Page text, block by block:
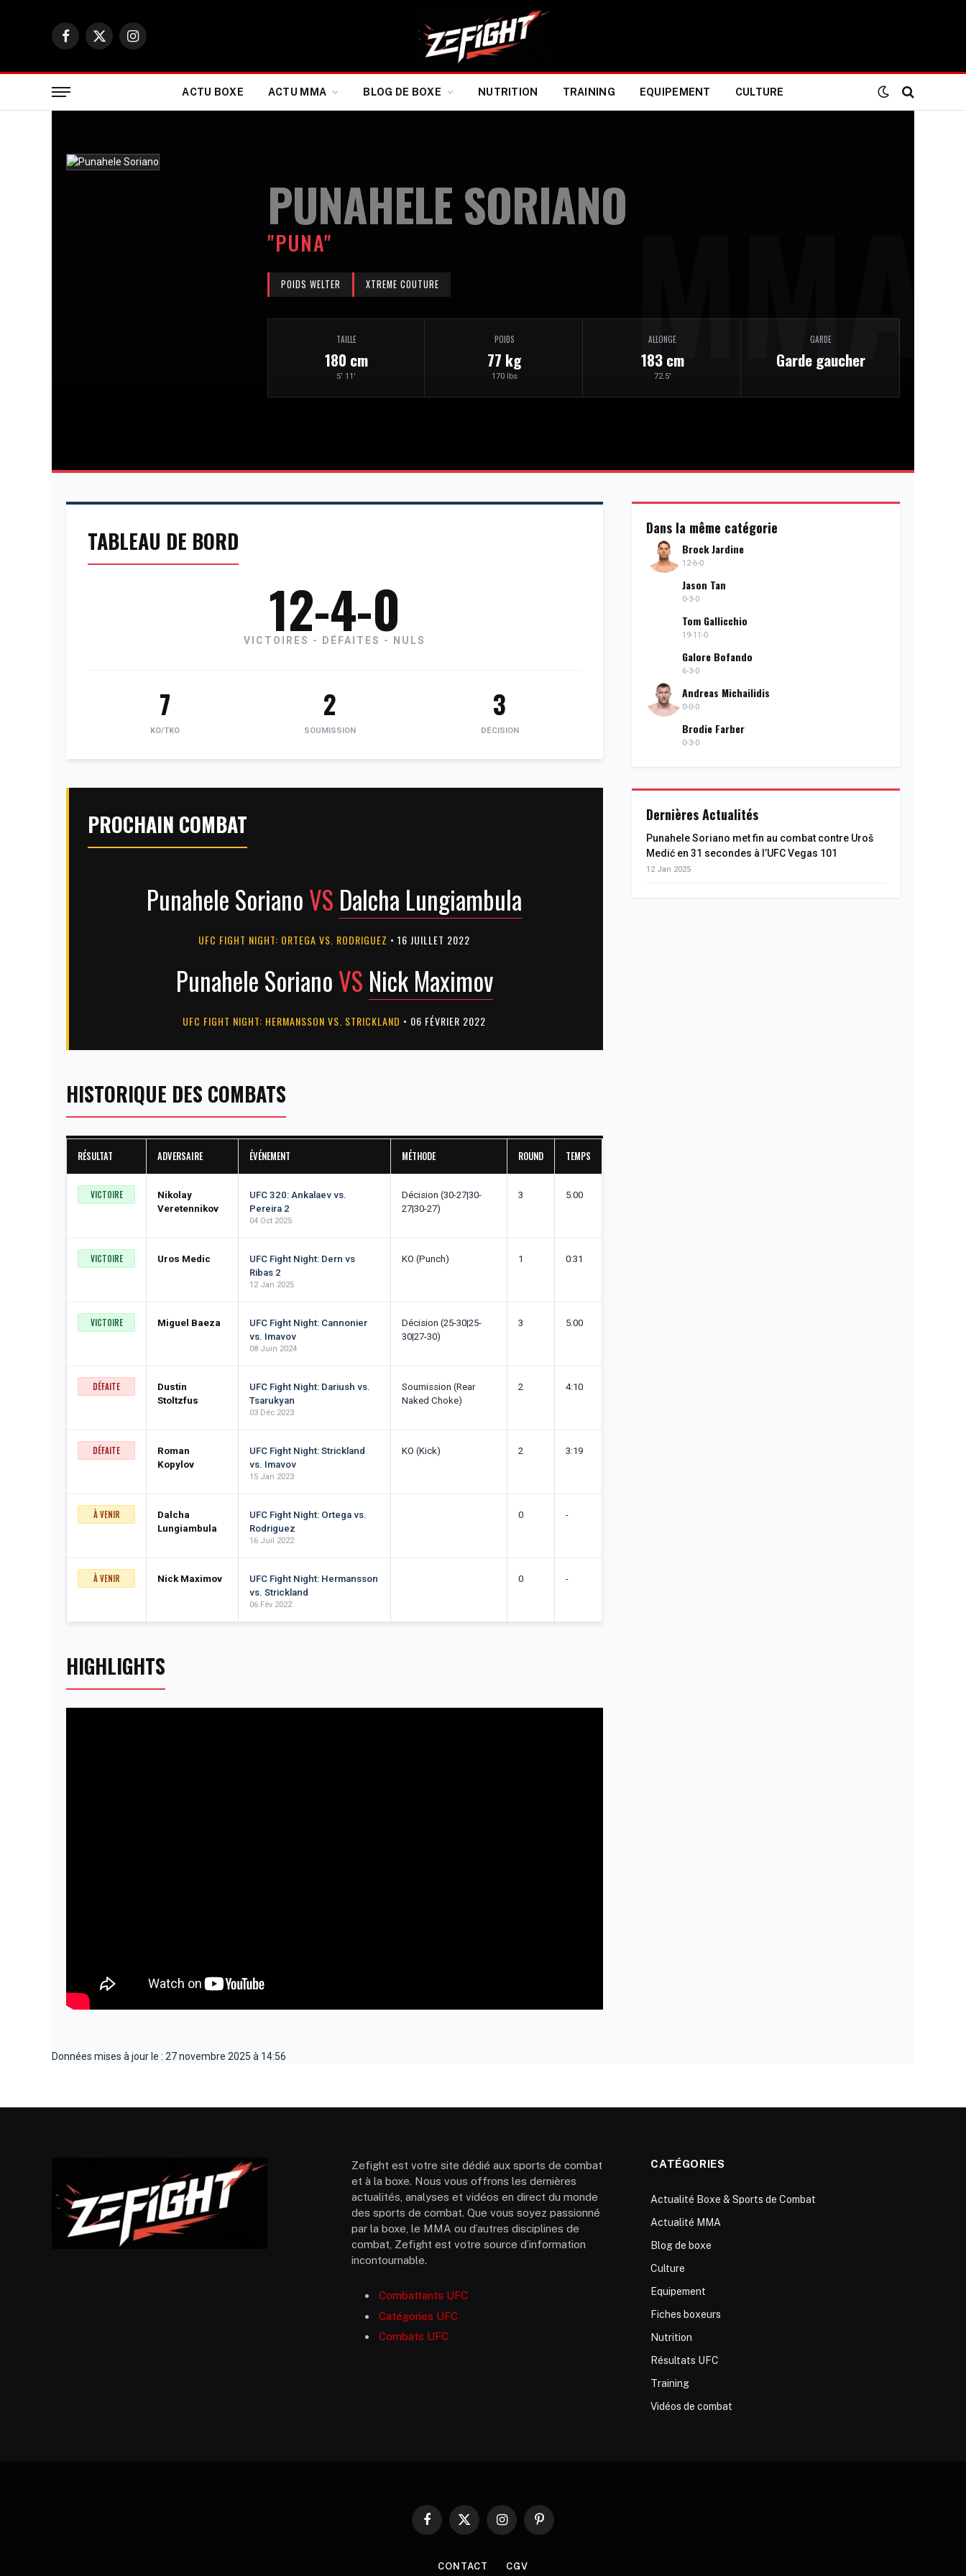
Facebook
X
Instagram
ACTU BOXE ACTU MMA BLOG DE BOXE NUTRITION TRAINING EQUIPEMENT CULTURE
PUNAHELE SORIANO
"PUNA"
POIDS WELTER XTREME COUTURE
TAILLE
180 cm
5' 11'
POIDS
77 kg
170 lbs
ALLONGE
183 cm
72.5'
GARDE
Garde gaucher
TABLEAU DE BORD
12-4-0
VICTOIRES - DÉFAITES - NULS
7
KO/TKO
2
SOUMISSION
3
DÉCISION
PROCHAIN COMBAT
Punahele SorianoVS Dalcha Lungiambula
UFC FIGHT NIGHT: ORTEGA VS. RODRIGUEZ • 16 JUILLET 2022
Punahele SorianoVS Nick Maximov
UFC FIGHT NIGHT: HERMANSSON VS. STRICKLAND • 06 FÉVRIER 2022
HISTORIQUE DES COMBATS
RÉSULTAT ADVERSAIRE ÉVÉNEMENT MÉTHODE ROUND TEMPS
VICTOIRE
Nikolay
Veretennikov
UFC 320: Ankalaev vs.
Pereira 2
04 Oct 2025
Décision (30-27|30-
27|30-27)
3 5:00
VICTOIRE Uros Medic
UFC Fight Night: Dern vs
Ribas 2
12 Jan 2025
KO (Punch) 1 0:31
VICTOIRE Miguel Baeza
UFC Fight Night: Cannonier
vs. Imavov
08 Juin 2024
Décision (25-30|25-
30|27-30)
3 5:00
DÉFAITE
Dustin
Stoltzfus
UFC Fight Night: Dariush vs.
Tsarukyan
03 Déc 2023
Soumission (Rear
Naked Choke)
2 4:10
DÉFAITE
Roman
Kopylov
UFC Fight Night: Strickland
vs. Imavov
15 Jan 2023
KO (Kick) 2 3:19
À VENIR
Dalcha
Lungiambula
UFC Fight Night: Ortega vs.
Rodriguez
16 Juil 2022
0 -
À VENIR Nick Maximov
UFC Fight Night: Hermansson
vs. Strickland
06 Fév 2022
0 -
HIGHLIGHTS
Dans la même catégorie
Brock Jardine
12-6-0
Jason Tan
0-3-0
Tom Gallicchio
19-11-0
Galore Bofando
6-3-0
Andreas Michailidis
0-0-0
Brodie Farber
0-3-0
Dernières Actualités
Punahele Soriano met fin au combat contre Uroš
Medić en 31 secondes à l’UFC Vegas 101
12 Jan 2025
Données mises à jour le : 27 novembre 2025 à 14:56
Zefight est votre site dédié aux sports de combat
et à la boxe. Nous vous offrons les dernières
actualités, analyses et vidéos en direct du monde
des sports de combat. Que vous soyez passionné
par la boxe, le MMA ou d’autres disciplines de
combat, Zefight est votre source d’information
incontournable.
Combattants UFC
Catégories UFC
Combats UFC
CATÉGORIES
Actualité Boxe & Sports de Combat
Actualité MMA
Blog de boxe
Culture
Equipement
Fiches boxeurs
Nutrition
Résultats UFC
Training
Vidéos de combat
Facebook
X
InstagramPinterest
CONTACT CGV